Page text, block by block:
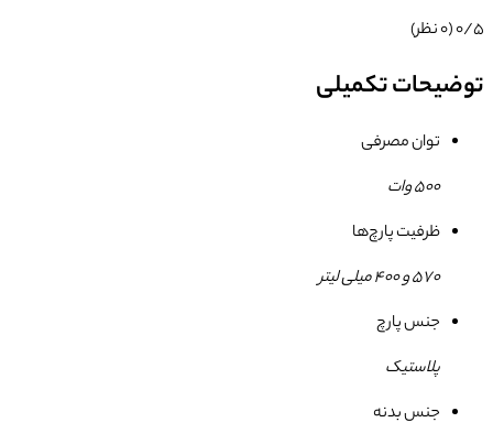
0/5(0 نظر)
توضیحات تکمیلی
توان مصرفی
500 وات
ظرفیت پارچ‌ها
570 و 400 میلی لیتر
جنس پارچ
پلاستیک
جنس بدنه